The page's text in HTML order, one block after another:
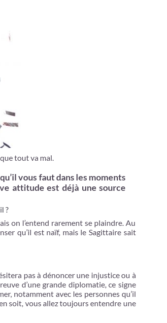
?
tout va mal.
vous faut dans les moments
attitude est déjà une source
on l’entend rarement se plaindre. Au
qu’il est naïf, mais le Sagittaire sait
pas à dénoncer une injustice ou à
d’une grande diplomatie, ce signe
notamment avec les personnes qu’il
soit, vous allez toujours entendre une